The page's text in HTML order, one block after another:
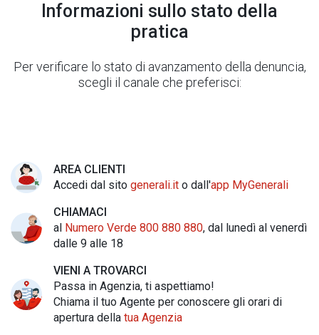
Informazioni sullo stato della
pratica
Per verificare lo stato di avanzamento della denuncia,
scegli il canale che preferisci:
AREA CLIENTI
Accedi dal sito generali.it o dall'app MyGenerali
CHIAMACI
al Numero Verde 800 880 880, dal lunedì al venerdì
dalle 9 alle 18
VIENI A TROVARCI
Passa in Agenzia, ti aspettiamo!
Chiama il tuo Agente per conoscere gli orari di
apertura della tua Agenzia